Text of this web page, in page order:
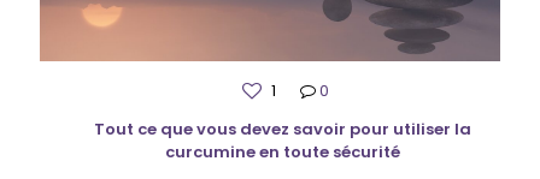
1
0
Tout ce que vous devez savoir pour utiliser la
curcumine en toute sécurité